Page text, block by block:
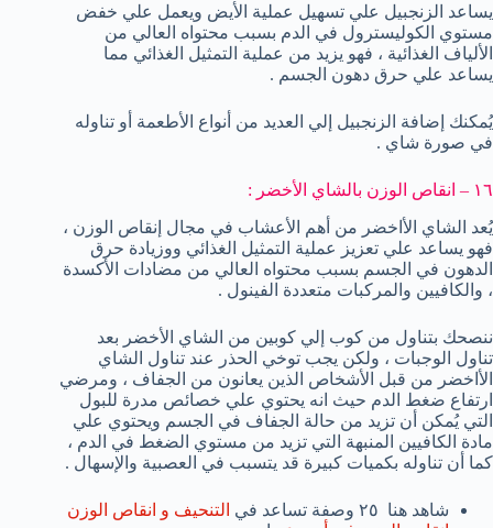
يساعد الزنجبيل علي تسهيل عملية الأيض ويعمل علي خفض
مستوي الكوليسترول في الدم بسبب محتواه العالي من
الألياف الغذائية ، فهو يزيد من عملية التمثيل الغذائي مما
يساعد علي حرق دهون الجسم .
يُمكنك إضافة الزنجبيل إلي العديد من أنواع الأطعمة أو تناوله
في صورة شاي .
١٦ – انقاص الوزن بالشاي الأخضر :
يُعد الشاي الأاخضر من أهم الأعشاب في مجال إنقاص الوزن ،
فهو يساعد علي تعزيز عملية التمثيل الغذائي ووزيادة حرق
الدهون في الجسم بسبب محتواه العالي من مضادات الأكسدة
، والكافيين والمركبات متعددة الفينول .
ننصحك بتناول من كوب إلي كوبين من الشاي الأخضر بعد
تناول الوجبات ، ولكن يجب توخي الحذر عند تناول الشاي
الأاخضر من قبل الأشخاص الذين يعانون من الجفاف ، ومرضي
ارتفاع ضغط الدم حيث انه يحتوي علي خصائص مدرة للبول
التي يُمكن أن تزيد من حالة الجفاف في الجسم ويحتوي علي
مادة الكافيين المنبهة التي تزيد من مستوي الضغط في الدم ،
كما أن تناوله بكميات كبيرة قد يتسبب في العصبية والإسهال .
شاهد هنا ٢٥ وصفة تساعد في
التنحيف و انقاص الوزن